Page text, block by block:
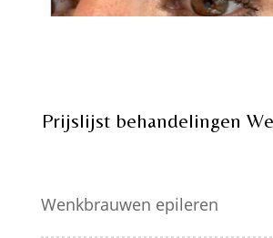
Prijslijst behandelingen
Wenkbrauwen epileren